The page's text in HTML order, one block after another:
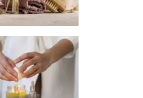
PERSONALIZADO
e receba o seu